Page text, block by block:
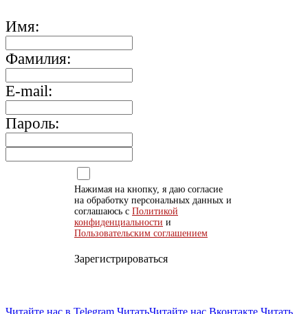
Имя:
Фамилия:
E-mail:
Пароль:
Нажимая на кнопку, я даю согласие
на обработку персональных данных и
соглашаюсь с Политикой
конфиденциальности и
Пользовательским соглашением
Зарегистрироваться
Читайте нас в Telegram ЧитатьЧитайте нас Вконтакте Читать